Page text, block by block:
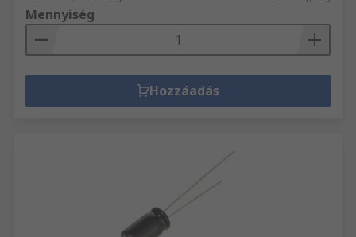
Mennyiség
Hozzáadás